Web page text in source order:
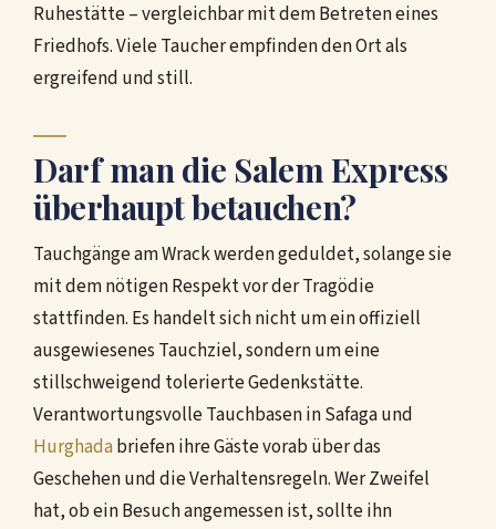
Ruhestätte – vergleichbar mit dem Betreten eines
Friedhofs. Viele Taucher empfinden den Ort als
ergreifend und still.
Darf man die Salem Express
überhaupt betauchen?
Tauchgänge am Wrack werden geduldet, solange sie
mit dem nötigen Respekt vor der Tragödie
stattfinden. Es handelt sich nicht um ein offiziell
ausgewiesenes Tauchziel, sondern um eine
stillschweigend tolerierte Gedenkstätte.
Verantwortungsvolle Tauchbasen in Safaga und
Hurghadabriefen ihre Gäste vorab über das
Geschehen und die Verhaltensregeln. Wer Zweifel
hat, ob ein Besuch angemessen ist, sollte ihn